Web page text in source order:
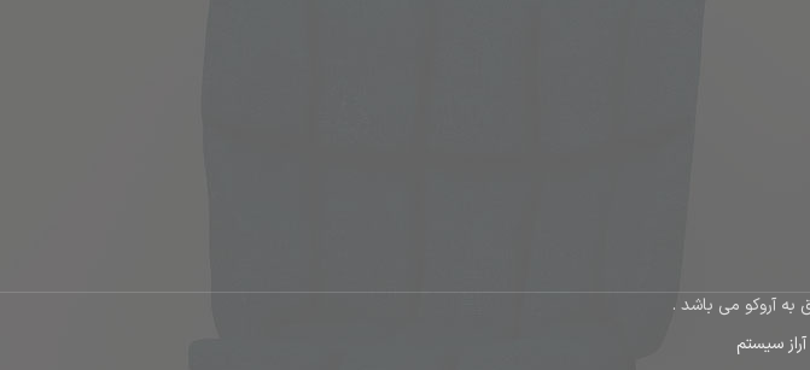
آروکو می باشد .
آراز سیستم